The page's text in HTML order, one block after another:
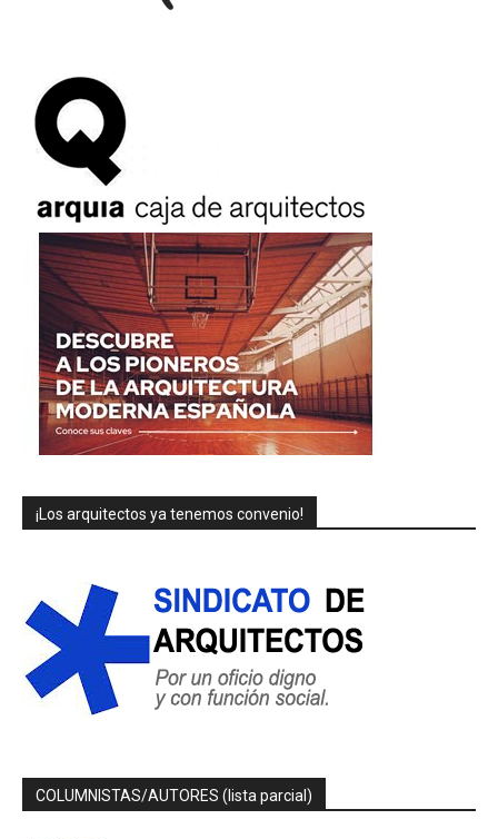
¡Los arquitectos ya tenemos convenio!
COLUMNISTAS/AUTORES (lista parcial)